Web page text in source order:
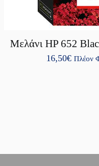
Μελάνι HP 652
16,50€ Πλέον